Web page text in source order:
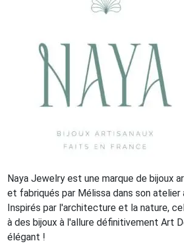
Naya Jewelry est une marque de bijoux
et fabriqués par Mélissa dans son atelier
Inspirés par l'architecture et la nature,
à des bijoux à l'allure définitivement Art
élégant !